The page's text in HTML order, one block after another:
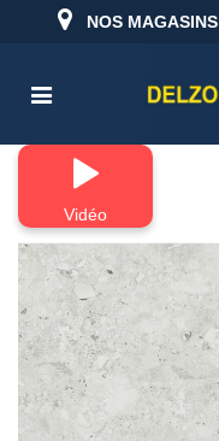
NOS MAGASINS
Vidéo